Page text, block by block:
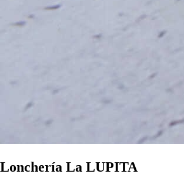
Lonchería La LUPITA